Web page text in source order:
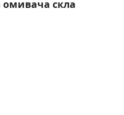
омивача скла